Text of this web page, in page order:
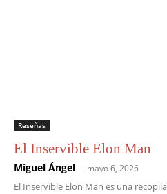
Reseñas
El Inservible Elon Man
Miguel Ángel - mayo 6, 2026
El Inservible Elon Man es una